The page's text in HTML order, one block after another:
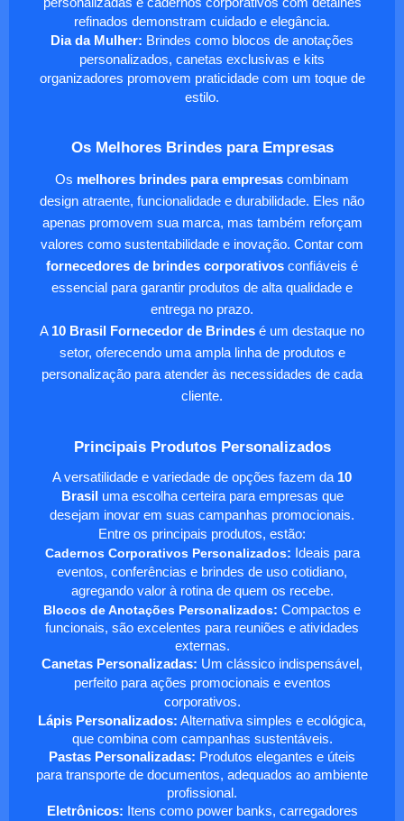
personalizadas e cadernos corporativos com detalhes
refinados demonstram cuidado e elegância.
Dia da Mulher: Brindes como blocos de anotações
personalizados, canetas exclusivas e kits
organizadores promovem praticidade com um toque de
estilo.
Os Melhores Brindes para Empresas
Os melhores brindes para empresas combinam
design atraente, funcionalidade e durabilidade. Eles não
apenas promovem sua marca, mas também reforçam
valores como sustentabilidade e inovação. Contar com
fornecedores de brindes corporativos confiáveis é
essencial para garantir produtos de alta qualidade e
entrega no prazo.
A 10 Brasil Fornecedor de Brindes é um destaque no
setor, oferecendo uma ampla linha de produtos e
personalização para atender às necessidades de cada
cliente.
Principais Produtos Personalizados
A versatilidade e variedade de opções fazem da 10
Brasil uma escolha certeira para empresas que
desejam inovar em suas campanhas promocionais.
Entre os principais produtos, estão:
Cadernos Corporativos Personalizados: Ideais para
eventos, conferências e brindes de uso cotidiano,
agregando valor à rotina de quem os recebe.
Blocos de Anotações Personalizados: Compactos e
funcionais, são excelentes para reuniões e atividades
externas.
Canetas Personalizadas: Um clássico indispensável,
perfeito para ações promocionais e eventos
corporativos.
Lápis Personalizados: Alternativa simples e ecológica,
que combina com campanhas sustentáveis.
Pastas Personalizadas: Produtos elegantes e úteis
para transporte de documentos, adequados ao ambiente
profissional.
Eletrônicos: Itens como power banks, carregadores